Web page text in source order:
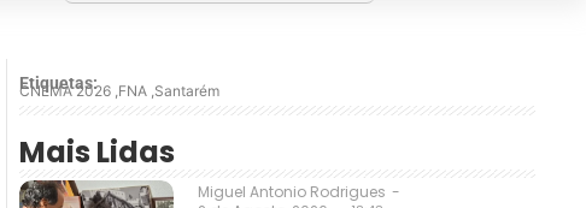
Etiquetas:
CNEMA 2026 ,FNA ,Santarém
Mais Lidas
Miguel Antonio Rodrigues -